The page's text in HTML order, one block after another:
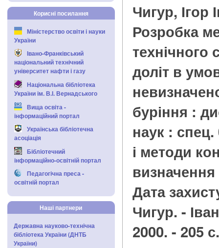
Корисні посилання
Міністерство освіти і науки
України
Івано-Франківський
національний технічний
університет нафти і газу
Національна бібліотека
України ім. В.І. Вернадського
Вища освіта -
інформаційний портал
Українська бібліотечна
асоціація
Бібліотечний
інформаційно-освітній портал
Педагогічна преса -
освітній портал
Наші партнери
Державна науково-технічна
бібліотека України (ДНТБ
України)
Чигур, Ігор
Розробка
доліт в
буріння :
наук :
і методи
Дата
Чигур. -
2000. - 205